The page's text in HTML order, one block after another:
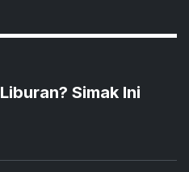
Simak Ini